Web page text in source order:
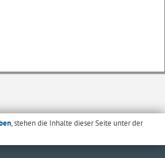
, stehen die Inhalte dieser Seite unter der